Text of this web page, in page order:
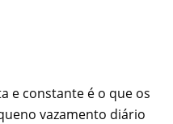
e constante é o que os
vazamento diário